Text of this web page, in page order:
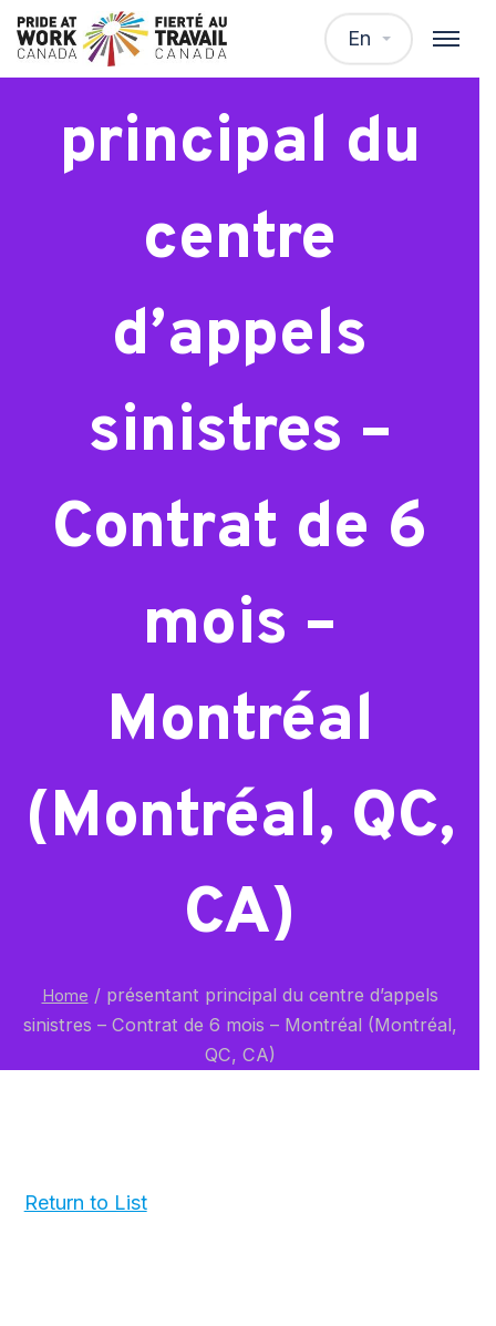
En
présentant
principal du
centre
d’appels
sinistres –
Contrat de 6
mois –
Montréal
(Montréal, QC,
CA)
Home /présentant principal du centre d’appels
sinistres – Contrat de 6 mois – Montréal (Montréal,
QC, CA)
Return to List